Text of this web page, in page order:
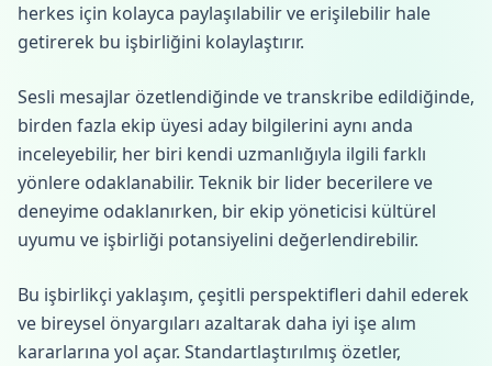
herkes için kolayca paylaşılabilir ve erişilebilir hale
getirerek bu işbirliğini kolaylaştırır.
Sesli mesajlar özetlendiğinde ve transkribe edildiğinde,
birden fazla ekip üyesi aday bilgilerini aynı anda
inceleyebilir, her biri kendi uzmanlığıyla ilgili farklı
yönlere odaklanabilir. Teknik bir lider becerilere ve
deneyime odaklanırken, bir ekip yöneticisi kültürel
uyumu ve işbirliği potansiyelini değerlendirebilir.
Bu işbirlikçi yaklaşım, çeşitli perspektifleri dahil ederek
ve bireysel önyargıları azaltarak daha iyi işe alım
kararlarına yol açar. Standartlaştırılmış özetler,